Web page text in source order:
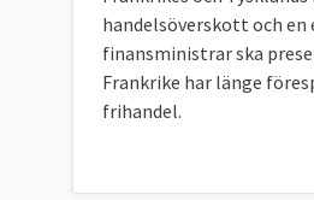
EU:s relation med
EU och Kinaanses
sina roller som
ettfrån EU-
handelsöverskott och
finansministrar ska
Frankrike har länge
frihandel.